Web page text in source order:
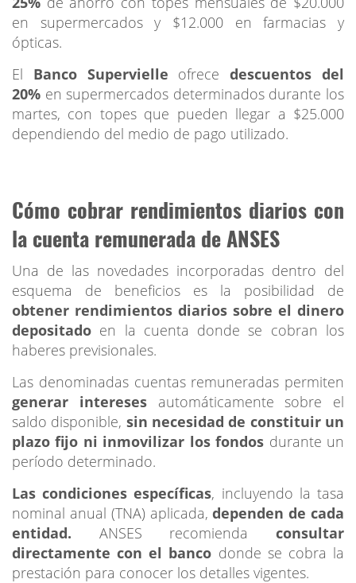
en supermercados y $12.000 en farmacias y
ópticas.
El Banco Supervielle ofrecedescuentos del
20% en supermercados determinados durante los
martes, con topes que pueden llegar a $25.000
dependiendo del medio de pago utilizado.
Cómo cobrar rendimientos diarios con
la cuenta remunerada de ANSES
Una de las novedades incorporadas dentro del
esquema de beneficios es la posibilidad de
obtener rendimientos diarios sobre el dinero
depositado en la cuenta donde se cobran los
haberes previsionales.
Las denominadas cuentas remuneradas permiten
generar interesesautomáticamente sobre el
saldo disponible, sin necesidad de constituir un
plazo fijo ni inmovilizar los fondos durante un
período determinado.
Las condiciones específicas, incluyendo la tasa
nominal anual (TNA) aplicada,dependen de cada
entidad. ANSES recomienda consultar
directamente con el banco donde se cobra la
prestación para conocer los detalles vigentes.